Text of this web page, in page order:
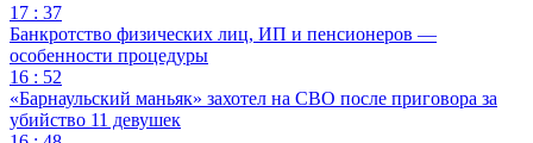
17 : 37
Банкротство физических лиц, ИП и пенсионеров —
особенности процедуры
16 : 52
«Барнаульский маньяк» захотел на СВО после приговора за
убийство 11 девушек